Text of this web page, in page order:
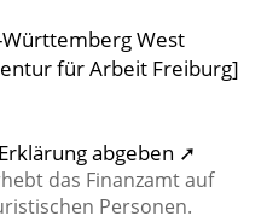
West
für Arbeit Freiburg]
abgeben ➚
das Finanzamt auf
Personen.